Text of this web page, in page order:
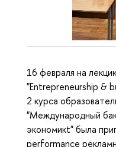
16 февраля на
"Entrepreneurship &
2 курса
"Международный
экономикt" была
performance